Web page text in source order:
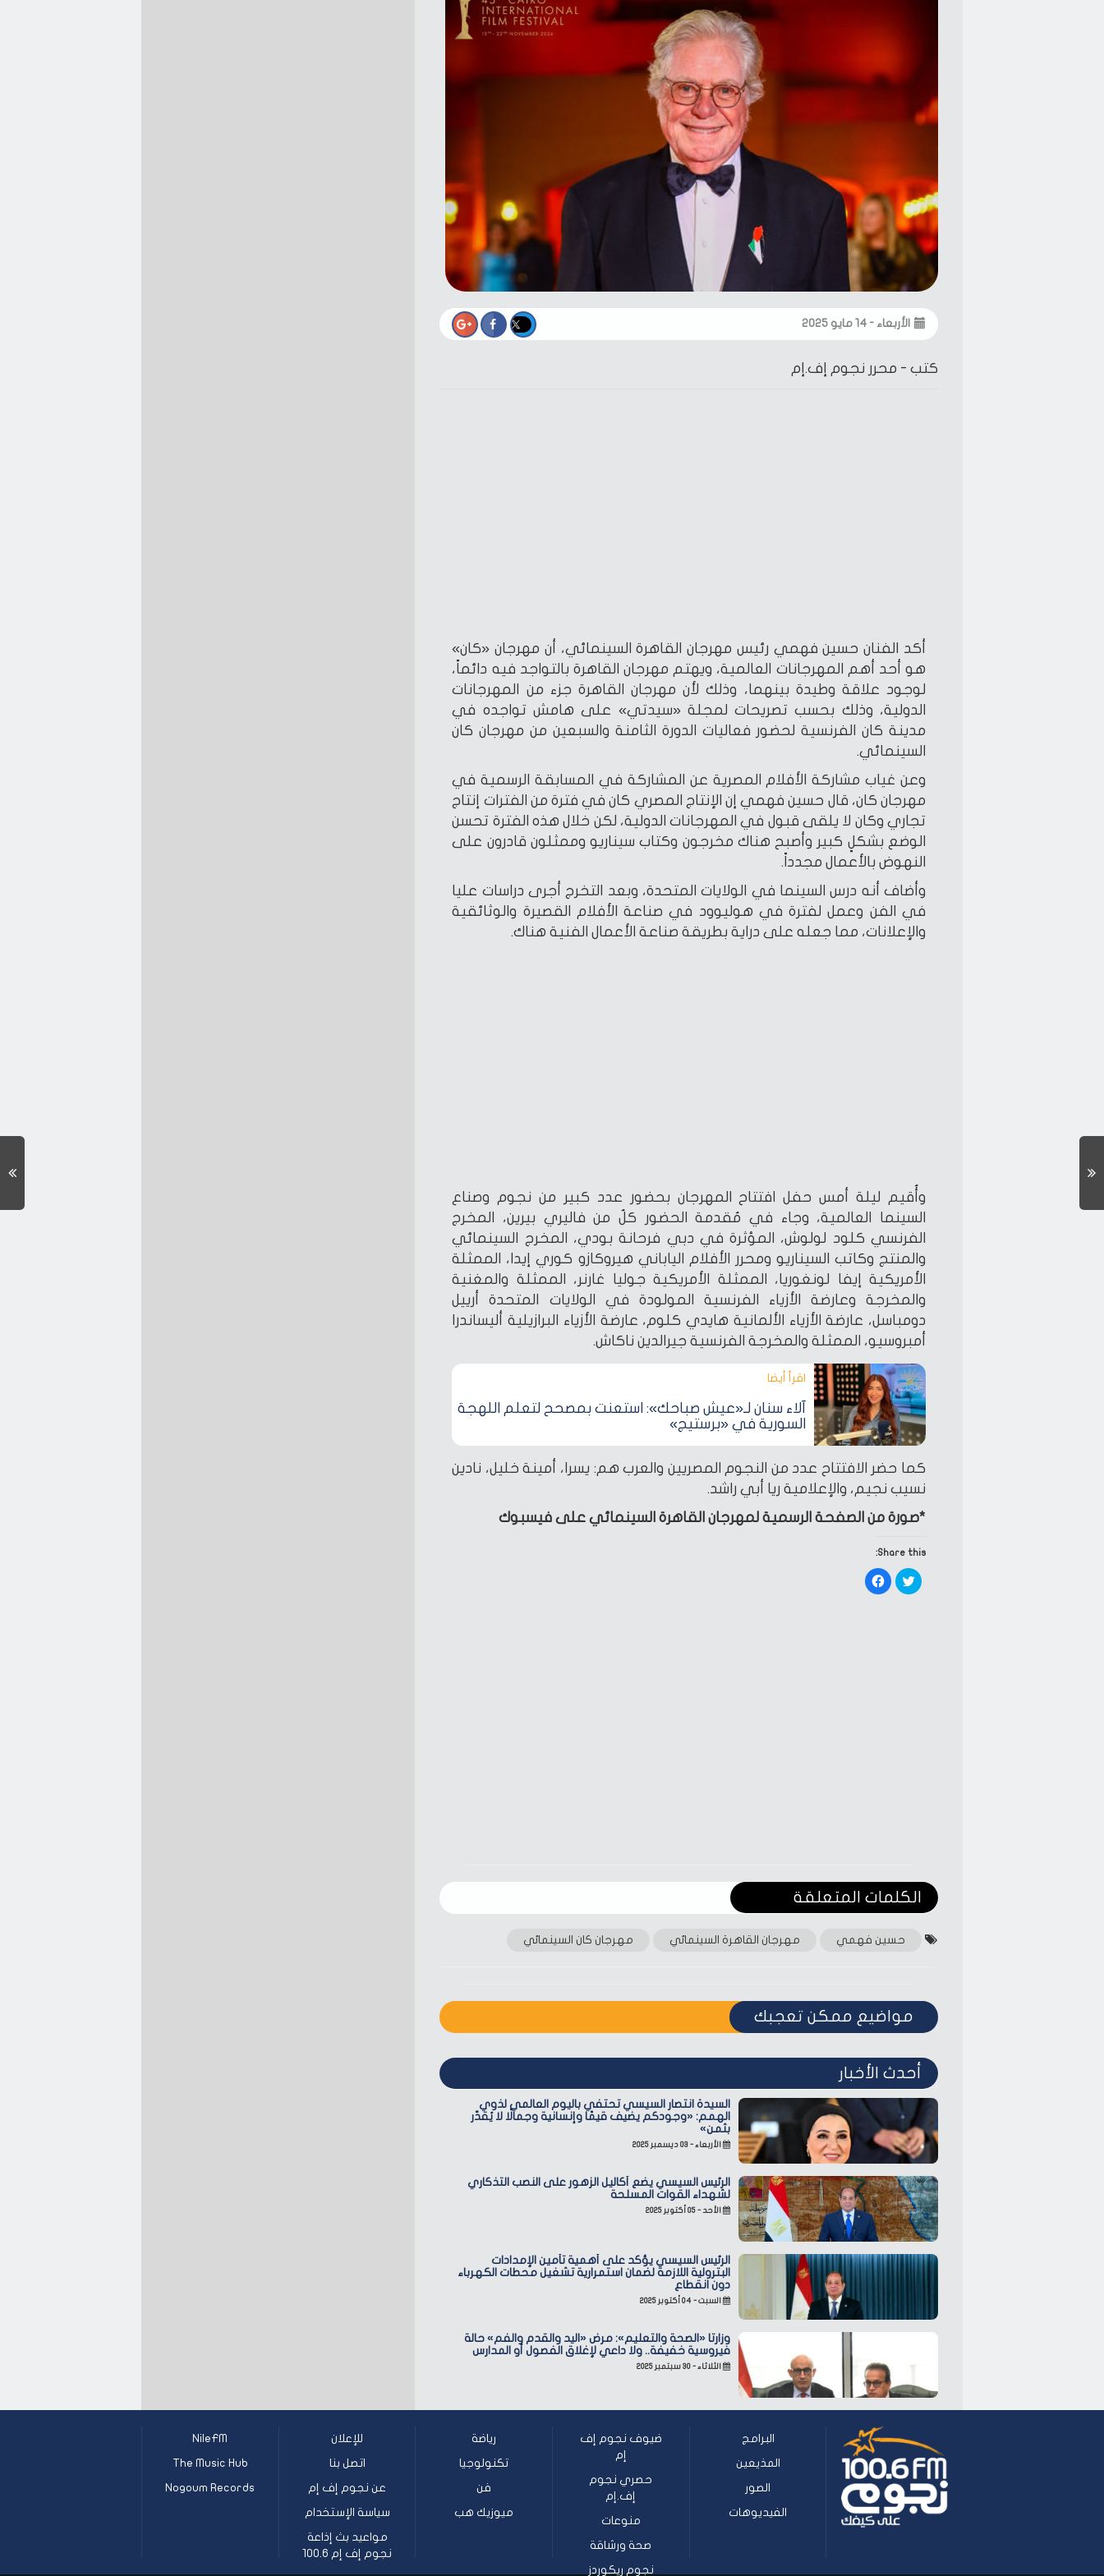
الأربعاء - ١٤ مايو ٢٠٢٥
كتب - محرر نجوم إف.إم
أكد الفنان حسين فهمي رئيس مهرجان القاهرة السينمائي، أن مهرجان «كان»
هو أحد أهم المهرجانات العالمية، ويهتم مهرجان القاهرة بالتواجد فيه دائماً،
لوجود علاقة وطيدة بينهما، وذلك لأن مهرجان القاهرة جزء من المهرجانات
الدولية، وذلك بحسب تصريحات لمجلة «سيدتي» على هامش تواجده في
مدينة كان الفرنسية لحضور فعاليات الدورة الثامنة والسبعين من مهرجان كان
السينمائي.
وعن غياب مشاركة الأفلام المصرية عن المشاركة في المسابقة الرسمية في
مهرجان كان، قال حسين فهمي إن الإنتاج المصري كان في فترة من الفترات إنتاج
تجاري وكان لا يلقى قبول في المهرجانات الدولية، لكن خلال هذه الفترة تحسن
الوضع بشكلٍ كبير وأصبح هناك مخرجون وكتاب سيناريو وممثلون قادرون على
النهوض بالأعمال مجدداً.
وأضاف أنه درس السينما في الولايات المتحدة، وبعد التخرج أجرى دراسات عليا
في الفن وعمل لفترة في هوليوود في صناعة الأفلام القصيرة والوثائقية
والإعلانات، مما جعله على دراية بطريقة صناعة الأعمال الفنية هناك.
وأُقيم ليلة أمس حفل افتتاح المهرجان بحضور عدد كبير من نجوم وصناع
السينما العالمية، وجاء في مُقدمة الحضور كلٌ من فاليري بيرين، المخرج
الفرنسي كلود لولوش، المؤثرة في دبي فرحانة بودي، المخرج السينمائي
والمنتج وكاتب السيناريو ومحرر الأفلام الياباني هيروكازو كوري إيدا، الممثلة
الأمريكية إيفا لونغوريا، الممثلة الأمريكية جوليا غارنر، الممثلة والمغنية
والمخرجة وعارضة الأزياء الفرنسية المولودة في الولايات المتحدة أرييل
دومباسل، عارضة الأزياء الألمانية هايدي كلوم، عارضة الأزياء البرازيلية أليساندرا
أمبروسيو، الممثلة والمخرجة الفرنسية جيرالدين ناكاش.
اقرأ أيضا‎
آلاء سنان لـ«عيش صباحك»: استعنت بمصحح لتعلم اللهجة
السورية في «برستيج»
كما حضر الافتتاح عدد من النجوم المصريين والعرب هم: يسرا، أمينة خليل، نادين
نسيب نجيم، والإعلامية ريا أبي راشد.
*صورة من الصفحة الرسمية لمهرجان القاهرة السينمائي على فيسبوك
Share this:
Click
to
share
Click
to
الكلمات المتعلقة‎
حسين فهمي مهرجان القاهرة السينمائي مهرجان كان السينمائي
مواضيع ممكن تعجبك
أحدث الأخبار
السيدة انتصار السيسي تحتفي باليوم العالمي لذوي
الهمم: «وجودكم يضيف قيمًا وإنسانية وجمالًا لا يُقدّر
بثمن»
الأربعاء - ٠٣ ديسمبر ٢٠٢٥
الرئيس السيسي يضع أكاليل الزهور على النصب التذكاري
لشهداء القوات المسلحة
الأحد - ٠٥ أكتوبر ٢٠٢٥
الرئيس السيسي يؤكد على أهمية تأمين الإمدادات
البترولية اللازمة لضمان استمرارية تشغيل محطات الكهرباء
دون انقطاع
السبت - ٠٤ أكتوبر ٢٠٢٥
وزارتا «الصحة والتعليم»: مرض «اليد والقدم والفم» حالة
فيروسية خفيفة.. ولا داعي لإغلاق الفصول أو المدارس
الثلاثاء - ٣٠ سبتمبر ٢٠٢٥
البرامج
المذيعين
الصور
الفيديوهات
ضيوف نجوم إف
إم
حصري نجوم
إف.إم
منوعات
صحة ورشاقة
نجوم ريكوردز
رياضة
تكنولوجيا
فن
ميوزيك هب
للإعلان
اتصل بنا
عن نجوم إف إم
سياسة الإستخدام
مواعيد بث إذاعة
نجوم إف إم 100.6
NileFM
The Music Hub
Nogoum Records